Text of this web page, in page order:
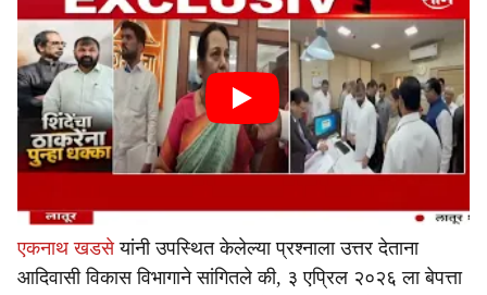
एकनाथ खडसेयांनी उपस्थित केलेल्या प्रश्नाला उत्तर देताना
आदिवासी विकास विभागाने सांगितले की, ३ एप्रिल २०२६ ला बेपत्ता